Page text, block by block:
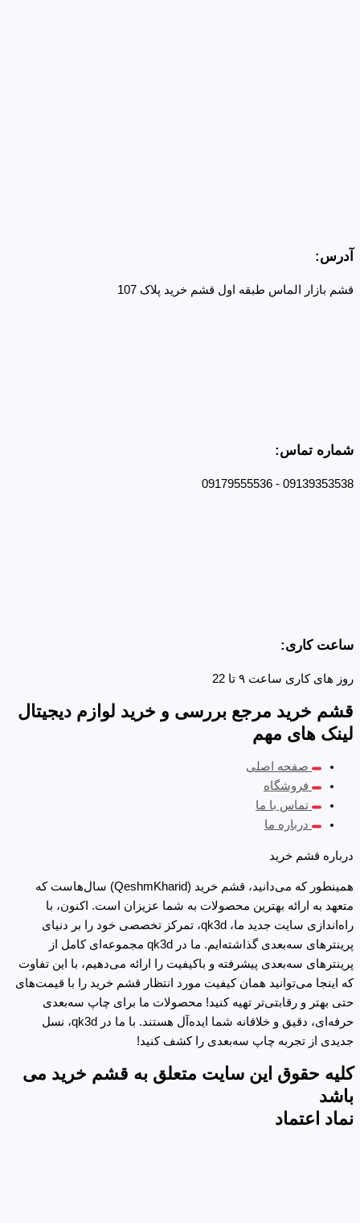
آدرس:
قشم بازار الماس طبقه اول قشم خرید پلاک 107
شماره تماس:
09139353538 - 09179555536
ساعت کاری:
روز های کاری ساعت ۹ تا 22
قشم خرید مرجع بررسی و خرید لوازم دیجیتال
لینک های مهم
صفحه اصلی
فروشگاه
تماس با ما
درباره ما
درباره قشم خرید
همینطور که می‌دانید، قشم خرید (QeshmKharid) سال‌هاست که
متعهد به ارائه بهترین محصولات به شما عزیزان است. اکنون، با
راه‌اندازی سایت جدید ما، qk3d، تمرکز تخصصی خود را بر دنیای
پرینترهای سه‌بعدی گذاشته‌ایم. ما در qk3d مجموعه‌ای کامل از
پرینترهای سه‌بعدی پیشرفته و باکیفیت را ارائه می‌دهیم، با این تفاوت
که اینجا می‌توانید همان کیفیت مورد انتظار قشم خرید را با قیمت‌های
حتی بهتر و رقابتی‌تر تهیه کنید! محصولات ما برای چاپ سه‌بعدی
حرفه‌ای، دقیق و خلاقانه شما ایده‌آل هستند. با ما در qk3d، نسل
جدیدی از تجربه چاپ سه‌بعدی را کشف کنید!
کلیه حقوق این سایت متعلق به قشم خرید می
باشد
نماد اعتماد